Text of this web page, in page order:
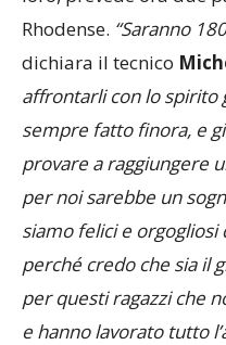
Rhodense. “Saranno
dichiara il tecnico
affrontarli con lo spirito
sempre fatto finora, e
provare a raggiungere
per noi sarebbe un
siamo felici e
perché credo che sia il
per questi ragazzi che
e hanno lavorato tutto